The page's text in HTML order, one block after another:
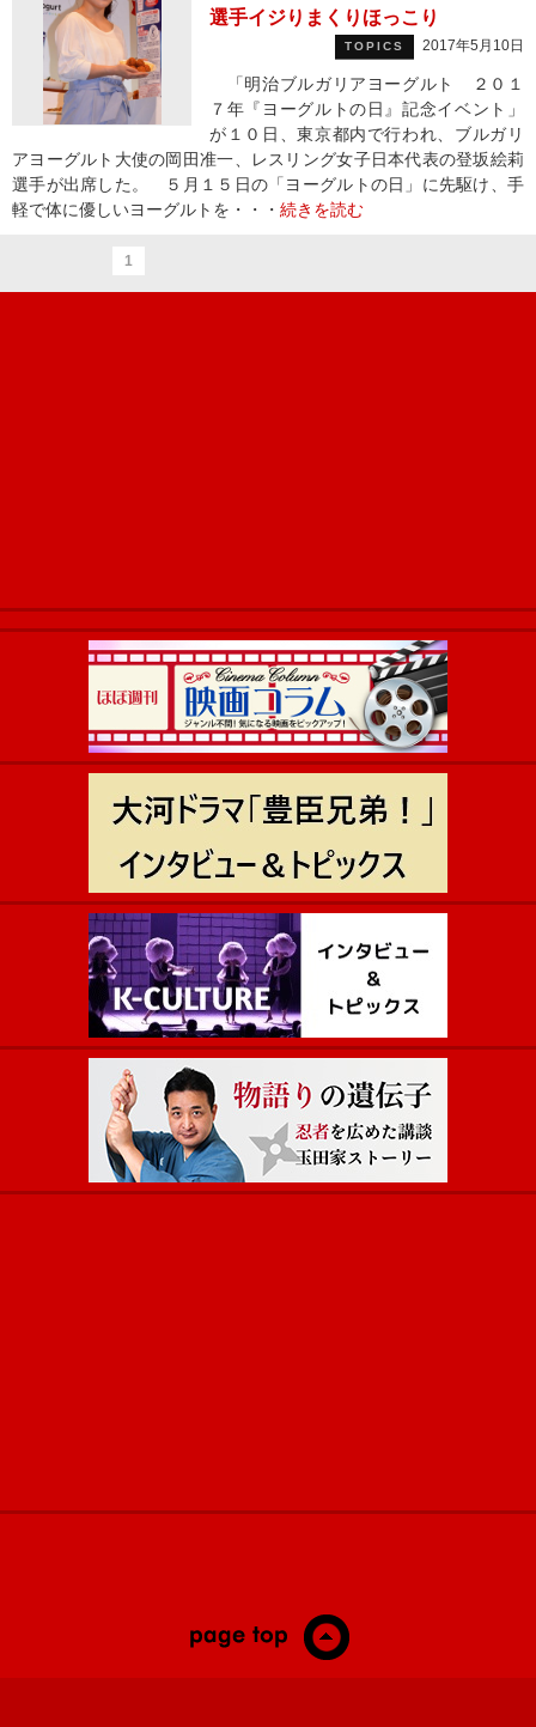
選手イジりまくりほっこり
TOPICS 2017年5月10日
「明治ブルガリアヨーグルト ２０１
７年『ヨーグルトの日』記念イベント」
が１０日、東京都内で行われ、ブルガリ
アヨーグルト大使の岡田准一、レスリング女子日本代表の登坂絵莉
選手が出席した。 ５月１５日の「ヨーグルトの日」に先駆け、手
軽で体に優しいヨーグルトを・・・ 続きを読む
1